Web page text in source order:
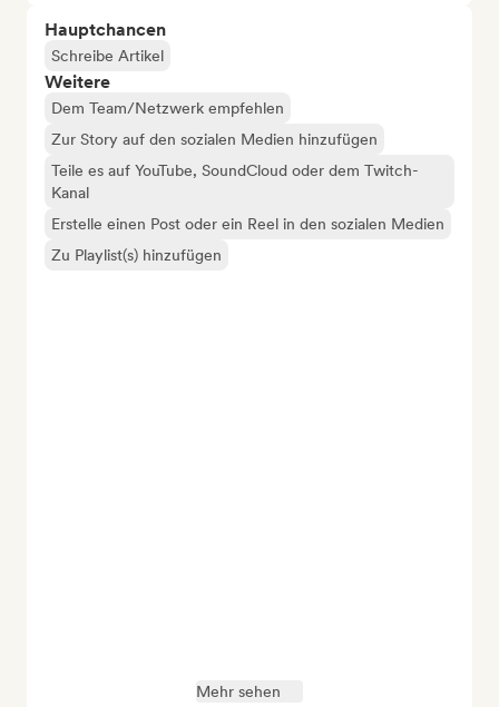
Hauptchancen
Schreibe Artikel
Weitere
Dem Team/Netzwerk empfehlen
Zur Story auf den sozialen Medien hinzufügen
Teile es auf YouTube, SoundCloud oder dem Twitch-
Kanal
Erstelle einen Post oder ein Reel in den sozialen Medien
Zu Playlist(s) hinzufügen
Mehr sehen